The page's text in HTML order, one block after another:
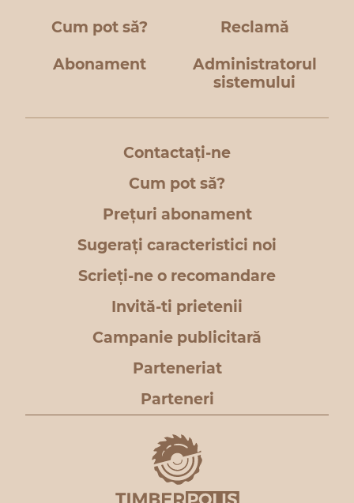
Cum pot să? Reclamă
Abonament
Administratorul
sistemului
Contactați-ne
Cum pot să?
Prețuri abonament
Sugerați caracteristici noi
Scrieți-ne o recomandare
Invită-ti prietenii
Campanie publicitară
Parteneriat
Parteneri